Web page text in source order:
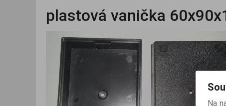
plastová vanička
Na